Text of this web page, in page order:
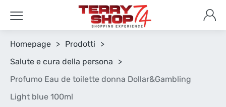
Homepage > Prodotti
>
Salute e cura della persona
>
Profumo Eau de toilette donna Dollar&Gambling
Light blue 100ml